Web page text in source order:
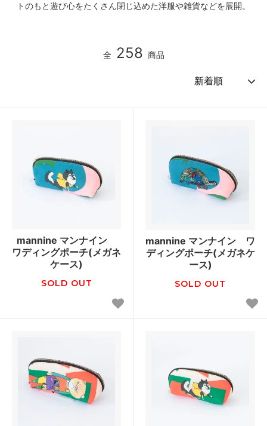
トのもと遊び心をたくさん閉じ込めた洋服や雑貨などを展開。
全 258 商品
mannine マンナイン
ワディングポーチ(メガネ
ケース)
SOLD OUT
mannine マンナイン ワ
ディングポーチ(メガネケ
ース)
SOLD OUT